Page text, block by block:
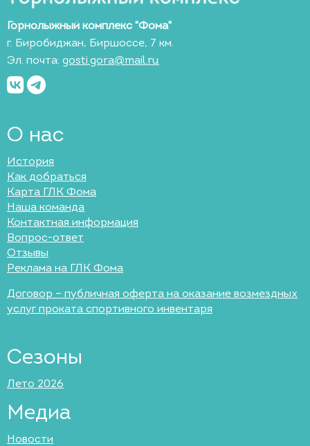
Горнолыжный комплекс "Фома"
г. Биробиджан, Биршоссе, 7 км.
Эл. почта: gosti.gora@mail.ru
О нас
История
Как добраться
Карта ГЛК Фома
Наша команда
Контактная информация
Вопрос-ответ
Отзывы
Реклама на ГЛК Фома
Договор – публичная оферта на оказание возмездных
услуг проката спортивного инвентаря
Сезоны
Лето 2026
Медиа
Новости